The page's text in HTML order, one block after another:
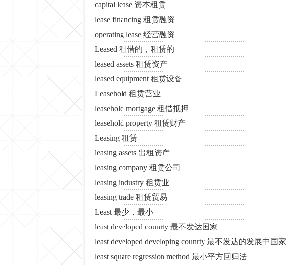
capital lease 资本租赁
lease financing 租赁融资
operating lease 经营融资
Leased 租借的，租赁的
leased assets 租赁资产
leased equipment 租赁设备
Leasehold 租赁营业
leasehold mortgage 租借抵押
leasehold property 租赁财产
Leasing 租赁
leasing assets 出租资产
leasing company 租赁公司
leasing industry 租赁业
leasing trade 租赁贸易
Least 最少，最小
least developed counrty 最不发达国家
least developed developing counrty 最不发达的发展中国家
least square regression method 最小平方回归法